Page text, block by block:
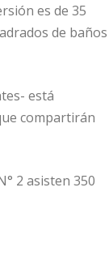
es de 35
de baños
está
compartirán
2 asisten 350